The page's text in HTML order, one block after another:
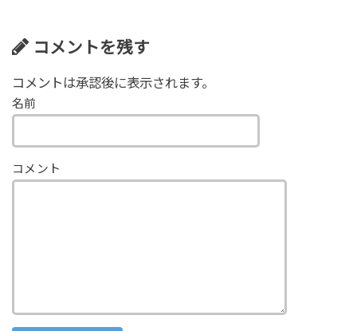
o
o
コメントを残す
コメントは承認後に表示されます。
名前
コメント